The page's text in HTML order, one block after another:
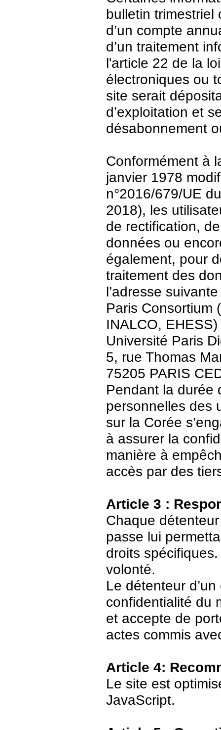
bulletin trimestriel
d’un compte
d’un traitement
l'article 22 de la
électroniques ou
site serait
d’exploitation et
désabonnement
Conformément à
janvier 1978
n°2016/679/UE
2018), les
de rectification,
données ou
également, pour
traitement des
l’adresse
Paris Consortium
INALCO, EHESS)
Université Paris
5, rue Thomas
75205 PARIS
Pendant la durée
personnelles des
sur la Corée
à assurer la
manière à
accès par des
Article 3 :
Chaque
passe lui
droits
volonté.
Le détenteur
confidentialité du
et accepte de
actes commis
Article 4:
Le site est
JavaScript.